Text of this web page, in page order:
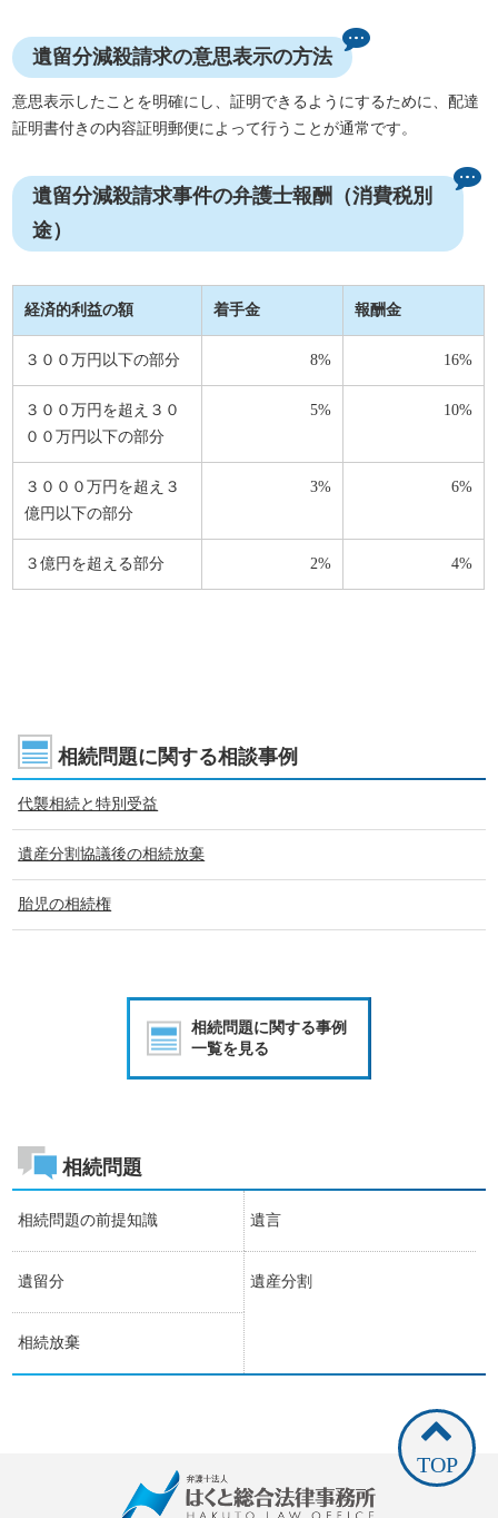
遺留分減殺請求の意思表示の方法
意思表示したことを明確にし、証明できるようにするために、配達
証明書付きの内容証明郵便によって行うことが通常です。
遺留分減殺請求事件の弁護士報酬（消費税別
途）
経済的利益の額 着手金 報酬金
３００万円以下の部分 8% 16%
３００万円を超え３０
００万円以下の部分
5% 10%
３０００万円を超え３
億円以下の部分
3% 6%
３億円を超える部分 2% 4%
相続問題に関する相談事例
代襲相続と特別受益
遺産分割協議後の相続放棄
胎児の相続権
相続問題に関する事例
一覧を見る
相続問題
相続問題の前提知識 遺言
遺留分 遺産分割
相続放棄
TOP